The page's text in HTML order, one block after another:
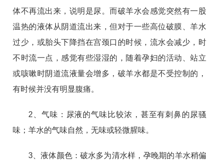
体不再流出来，说明是尿。而破羊水会感觉突然有一股
温热的液体从阴道流出来，但对于一些高位破膜、羊水
过少，或胎头下降挡在宫颈口的时候，流水会减少，时
不时流一点，感觉有些湿湿的，随着孕妇的活动、站立
或咳嗽时阴道流液量会增多，破羊水都是不受控制的，
有时候并没有明显腹痛。
2、气味：尿液的气味比较浓，甚至有刺鼻的尿骚
味；羊水的气味自然，无味或轻微腥味。
3、液体颜色：破水多为清水样，孕晚期的羊水稍偏